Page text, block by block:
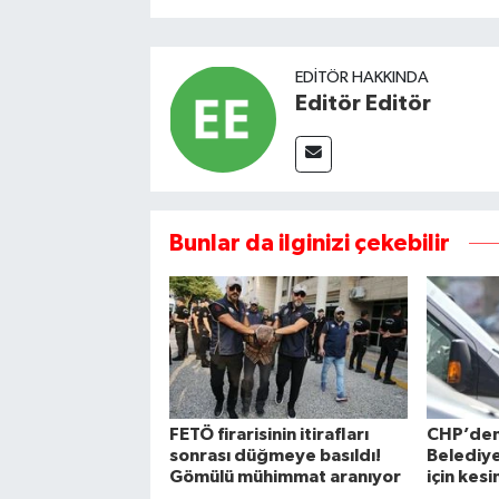
EDITÖR HAKKINDA
Editör Editör
Bunlar da ilginizi çekebilir
FETÖ firarisinin itirafları
sonrası düğmeye basıldı!
Gömülü mühimmat aranıyor
için